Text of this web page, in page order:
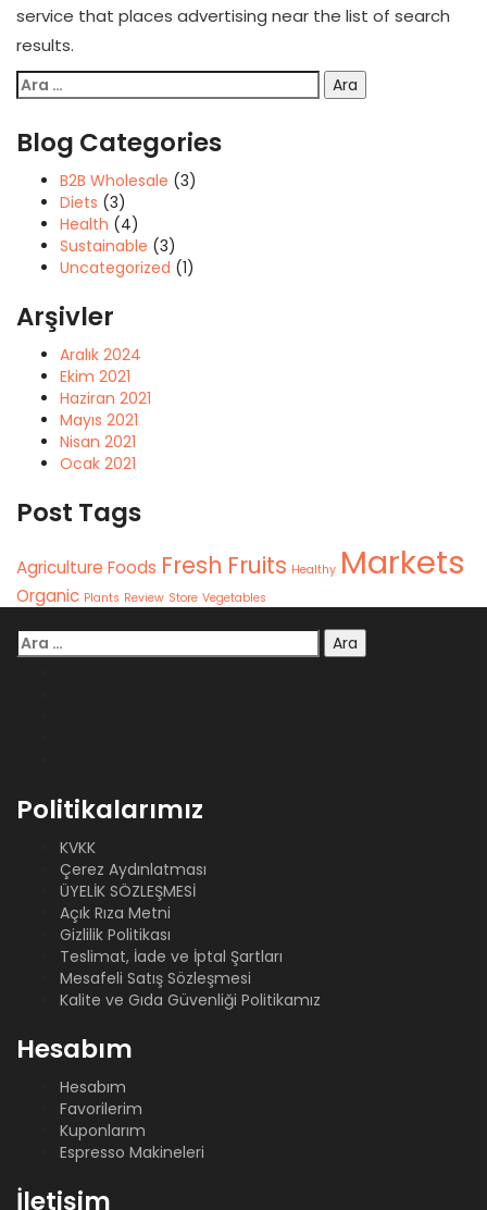
service that places advertising near the list of search
results.
Arama:
Blog Categories
B2B Wholesale (3)
Diets (3)
Health (4)
Sustainable (3)
Uncategorized (1)
Arşivler
Aralık 2024
Ekim 2021
Haziran 2021
Mayıs 2021
Nisan 2021
Ocak 2021
Post Tags
Agriculture Foods Fresh Fruits Healthy Markets
Organic Plants Review Store Vegetables
Arama:
Politikalarımız
KVKK
Çerez Aydınlatması
ÜYELİK SÖZLEŞMESİ
Açık Rıza Metni
Gizlilik Politikası
Teslimat, İade ve İptal Şartları
Mesafeli Satış Sözleşmesi
Kalite ve Gıda Güvenliği Politikamız
Hesabım
Hesabım
Favorilerim
Kuponlarım
Espresso Makineleri
İletişim